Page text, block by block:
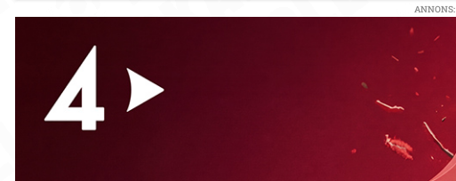
ANNONS: